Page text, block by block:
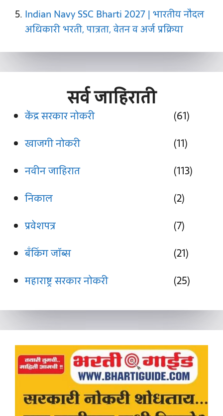
Indian Navy SSC Bharti 2027 | भारतीय नौदल
अधिकारी भरती, पात्रता, वेतन व अर्ज प्रक्रिया
सर्वजाहिराती
केंद्र सरकार नोकरी
(61)
खाजगी नोकरी
(11)
नवीन जाहिरात
(113)
निकाल
(2)
प्रवेशपत्र
(7)
बँकिंग जॉब्स
(21)
महाराष्ट्र सरकार नोकरी
(25)